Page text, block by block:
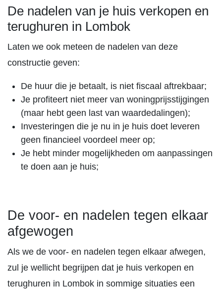
De nadelen van je huis verkopen en
terughuren in Lombok
Laten we ook meteen de nadelen van deze
constructie geven:
De huur die je betaalt, is niet fiscaal aftrekbaar;
Je profiteert niet meer van woningprijsstijgingen
(maar hebt geen last van waardedalingen);
Investeringen die je nu in je huis doet leveren
geen financieel voordeel meer op;
Je hebt minder mogelijkheden om aanpassingen
te doen aan je huis;
De voor- en nadelen tegen elkaar
afgewogen
Als we de voor- en nadelen tegen elkaar afwegen,
zul je wellicht begrijpen dat je huis verkopen en
terughuren in Lombok in sommige situaties een